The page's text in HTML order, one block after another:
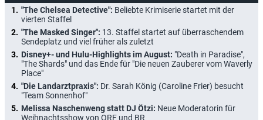
"The Chelsea Detective": Beliebte Krimiserie startet mit der
vierten Staffel
"The Masked Singer": 13. Staffel startet auf überraschendem
Sendeplatz und viel früher als zuletzt
Disney+- und Hulu-Highlights im August: "Death in Paradise",
"The Shards" und das Ende für "Die neuen Zauberer vom Waverly
Place"
"Die Landarztpraxis": Dr. Sarah König (Caroline Frier) besucht
"Team Sonnenhof"
Melissa Naschenweng statt DJ Ötzi: Neue Moderatorin für
Weihnachtsshow von ORF und BR